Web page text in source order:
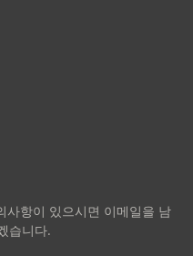
사항이 있으시면 이메일을 남
습니다.